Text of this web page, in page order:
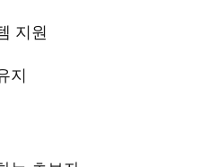
지원
지